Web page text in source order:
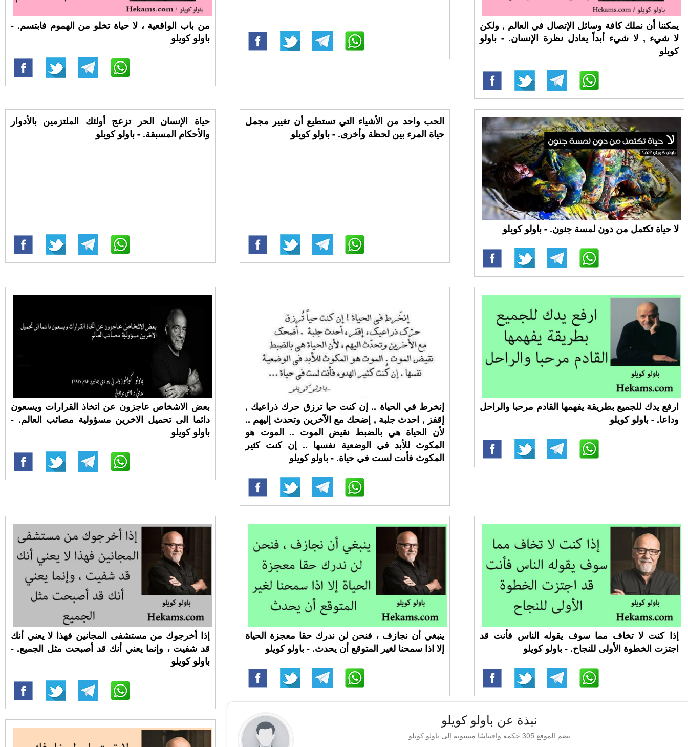
من باب الواقعية ، لا حياة تخلو من الهموم فابتسم. -
باولو كويلو
يمكننا أن نملك كافة وسائل الإتصال في العالم , ولكن
لا شيء , لا شيء أبداً يعادل نظرة الإنسان. - باولو
كويلو
حياة الإنسان الحر تزعج أولئك الملتزمين بالأدوار
والأحكام المسبقة. - باولو كويلو
الحب واحد من الأشياء التي تستطيع أن تغيير مجمل
حياة المرء بين لحظة وأخرى. - باولو كويلو
لا حياة تكتمل من دون لمسة جنون. - باولو كويلو
بعض الاشخاص عاجزون عن اتخاذ القرارات ويسعون
دائما الى تحميل الاخرين مسؤولية مصائب العالم. -
باولو كويلو
إنخرط في الحياة .. إن كنت حيا ترزق حرك ذراعيك ,
إقفز , احدث جلبة , إضحك مع الآخرين وتحدث إليهم ..
لأن الحياة هي بالضبط نقيض الموت .. الموت هو
المكوث للأبد في الوضعية نفسها .. إن كنت كثير
المكوث فأنت لست في حياة. - باولو كويلو
ارفع يدك للجميع بطريقة يفهمها القادم مرحبا والراحل
وداعا. - باولو كويلو
إذا أخرجوك من مستشفى المجانين فهذا لا يعني أنك
قد شفيت ، وإنما يعني أنك قد أصبحت مثل الجميع. -
باولو كويلو
ينبغي أن نجازف ، فنحن لن ندرك حقا معجزة الحياة
إلا اذا سمحنا لغير المتوقع أن يحدث. - باولو كويلو
إذا كنت لا تخاف مما سوف يقوله الناس فأنت قد
اجتزت الخطوة الأولى للنجاح. - باولو كويلو
نبذة عن باولو كويلو
يضم الموقع 305 حكمة واقتباسًا منسوبة إلى باولو كويلو